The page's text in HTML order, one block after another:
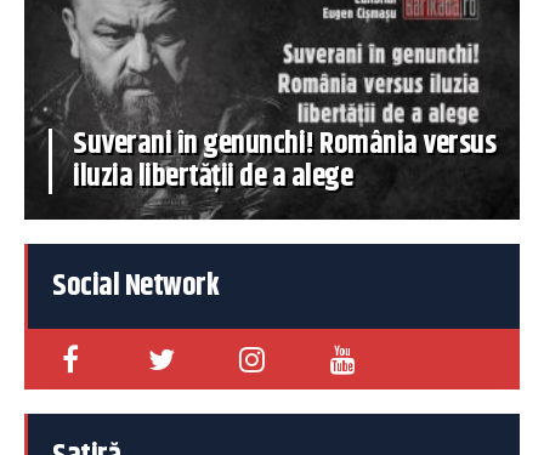
Suverani în genunchi! România versus
iluzia libertății de a alege
Social Network